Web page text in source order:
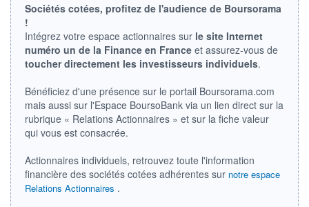
LIMITE À LA LIMITE À LA
RENDEMENT
ESTIMÉ 2026
-
PER ESTIMÉ
2026
-
DERNIER
ÉCHANGE
08.07.26 / 22:00:00
ÉLIGIBILITÉ
Boursobank
Sociétés cotées, profitez de l'audience de Boursorama
!
Intégrez votre espace actionnaires sur le site Internet
numéro un de la Finance en France et assurez-vous de
toucher directement les investisseurs individuels.
Bénéficiez d'une présence sur le portail Boursorama.com
mais aussi sur l'Espace BoursoBank via un lien direct sur la
rubrique « Relations Actionnaires » et sur la fiche valeur
qui vous est consacrée.
Actionnaires individuels, retrouvez toute l'information
financière des sociétés cotées adhérentes sur notre espace
Relations Actionnaires .